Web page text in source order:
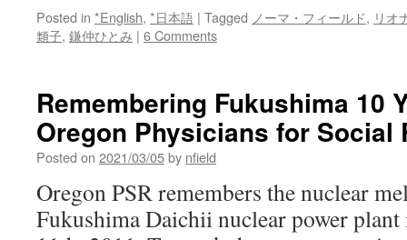
Posted in *English, *日本語 | Tagged ノーマ・フィールド, リオ
類子, 鎌仲ひとみ | 6 Comments
Remembering Fukushima 10
Oregon Physicians for Social
Posted on 2021/03/05by nfield
Oregon PSR remembers the nuclear
Fukushima Daichii nuclear power